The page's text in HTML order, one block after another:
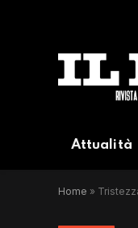
Attualità
Home »